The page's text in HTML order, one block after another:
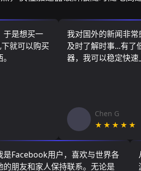
于是想买一
就可以购买
我对国外的新闻非
及时了解时事...有了
器，我可以稳定快速
Chen G
★★★★★
是Facebook用户，喜欢与世界各
的朋友和家人保持联系。无论是